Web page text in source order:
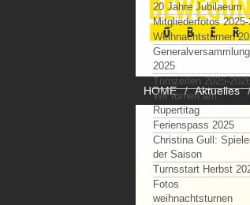
HOME Aktuelles
20 Jahre Jubilaeum
Mitgliederfotos 2025-
Weihnachtsturnen
Generalversammlung
2025
Turnzeiten 2025-
Wir turnen am
Rupertitag
Ferienspass 2025
Christina Gull:
der Saison
Turnsstart Herbst
Fotos
weihnachtsturnen